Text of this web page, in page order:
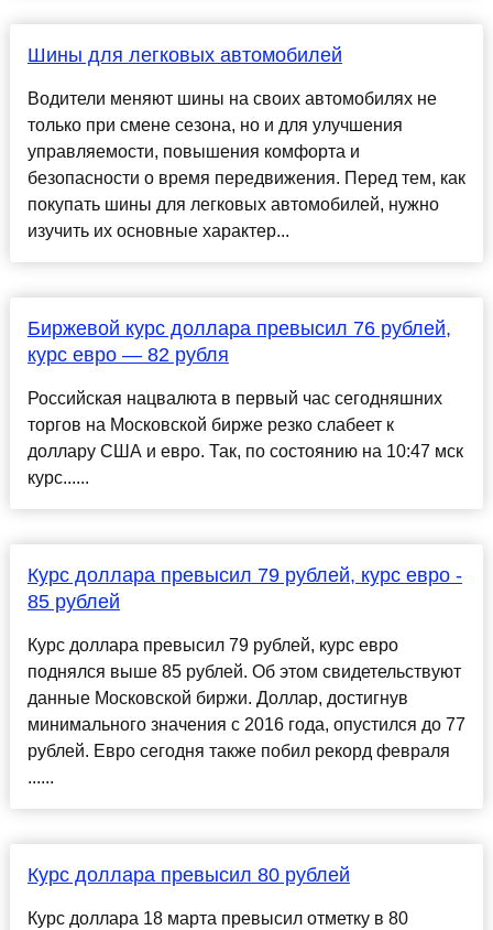
Шины для легковых автомобилей
Водители меняют шины на своих автомобилях не
только при смене сезона, но и для улучшения
управляемости, повышения комфорта и
безопасности о время передвижения. Перед тем, как
покупать шины для легковых автомобилей, нужно
изучить их основные характер...
Биржевой курс доллара превысил 76 рублей,
курс евро — 82 рубля
Российская нацвалюта в первый час сегодняшних
торгов на Московской бирже резко слабеет к
доллару США и евро. Так, по состоянию на 10:47 мск
курс......
Курс доллара превысил 79 рублей, курс евро -
85 рублей
Курс доллара превысил 79 рублей, курс евро
поднялся выше 85 рублей. Об этом свидетельствуют
данные Московской биржи. Доллар, достигнув
минимального значения с 2016 года, опустился до 77
рублей. Евро сегодня также побил рекорд февраля
......
Курс доллара превысил 80 рублей
Курс доллара 18 марта превысил отметку в 80